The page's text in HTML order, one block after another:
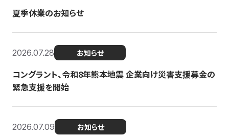
夏季休業のお知らせ
2026.07.28 お知らせ
コングラント、令和8年熊本地震 企業向け災害支援募金の
緊急支援を開始
2026.07.09 お知らせ